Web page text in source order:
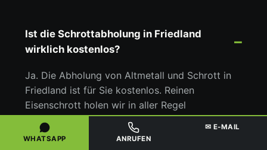
Ist die Schrottabholung in Friedland
wirklich kostenlos?
Ja. Die Abholung von Altmetall und Schrott in
Friedland ist für Sie kostenlos. Reinen
Eisenschrott holen wir in aller Regel
gebührenfrei ab, und für Buntmetalle
bekommen Sie zusätzlich eine Vergütung zum
WHATSAPP ANRUFEN
✉ E-MAIL